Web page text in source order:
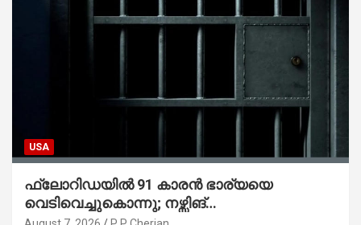
USA
ഫ്ലോറിഡയിൽ 91 കാരൻ ഭാര്യയെ
വെടിവെച്ചുകൊന്നു; നഴ്സിങ്
ഹോമിലാക്കില്ലെന്ന് നൽകിയ വാഗ്ദാനം